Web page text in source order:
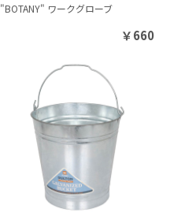
"BOTANY" ワークグローブ
￥660